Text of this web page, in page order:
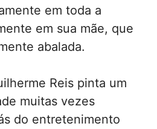
em toda a
em sua mãe, que
abalada.
Reis pinta um
muitas vezes
do entretenimento